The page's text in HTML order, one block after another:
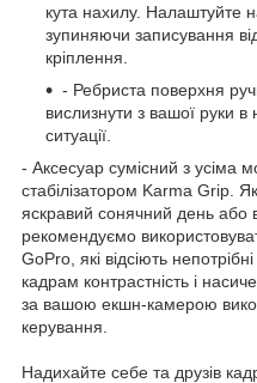
кута нахилу. Налаштуйте
зупиняючи записування
кріплення.
- Ребриста поверхня
вислизнути з вашої руки в
ситуації.
- Аксесуар сумісний з усіма
стабілізатором Karma Grip.
яскравий сонячний день або
рекомендуємо
GoPro, які відсіють
кадрам контрастність і
за вашою екшн-камерою
керування.
Надихайте себе та друзів